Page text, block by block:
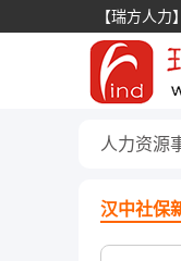
【瑞方人
人力资源
汉中社保